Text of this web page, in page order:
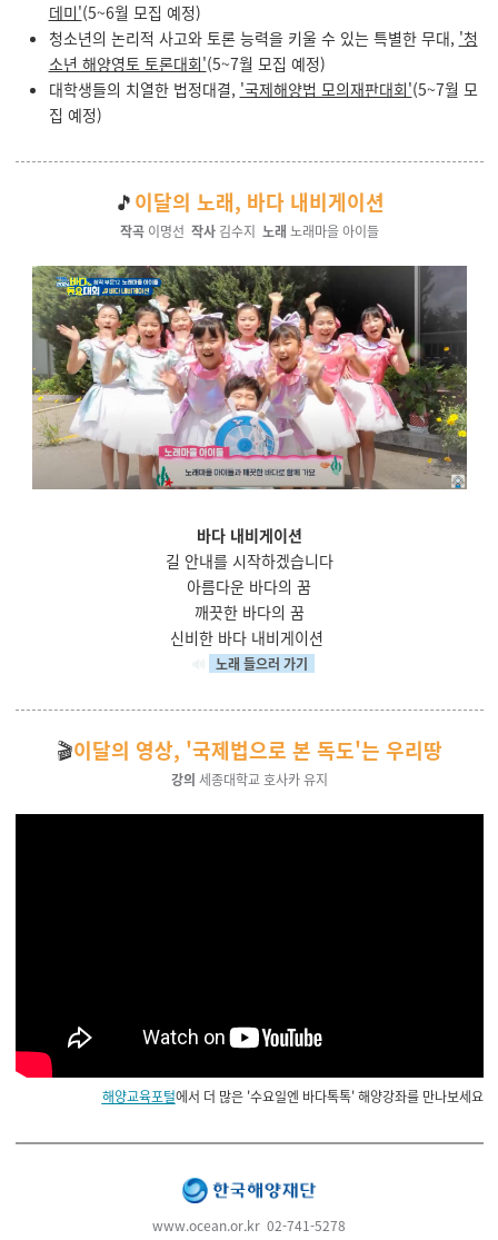
데미'(5~6월 모집 예정)
청소년의 논리적 사고와 토론 능력을 키울 수 있는 특별한 무대, '청
소년 해양영토 토론대회'(5~7월 모집 예정)
대학생들의 치열한 법정대결, '국제해양법 모의재판대회'(5~7월 모
집 예정)
🎵이달의 노래, 바다 내비게이션
작곡 이명선 작사김수지 노래 노래마을 아이들
바다 내비게이션
길 안내를 시작하겠습니다
아름다운 바다의 꿈
깨끗한 바다의 꿈
신비한 바다 내비게이션
노래 들으러 가기
🎬이달의 영상, '국제법으로 본 독도'는 우리땅
강의 세종대학교 호사카 유지
해양교육포털에서 더 많은 '수요일엔 바다톡톡' 해양강좌를 만나보세요
www.ocean.or.kr 02-741-5278